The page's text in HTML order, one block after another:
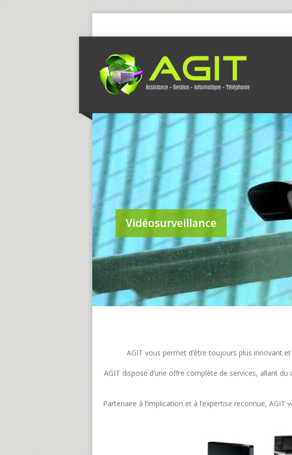
Vidéosurveillance
AGIT vous permet d’être toujours plus innovant
AGIT dispose d’une offre complète de services, allant
Partenaire à l’implication et à l’expertise reconnue,